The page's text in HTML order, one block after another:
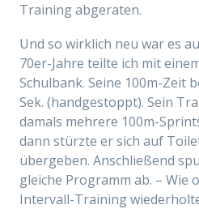
Training abgeraten.
Und so wirklich neu war es
70er-Jahre teilte ich mit
Schulbank. Seine 100m-Zeit
Sek. (handgestoppt). Sein
damals mehrere 100m-
dann stürzte er sich auf
übergeben. Anschließend
gleiche Programm ab. – Wie
Intervall-Training